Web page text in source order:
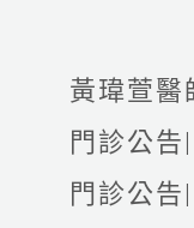
黃瑋萱醫
門診公告
門診公告